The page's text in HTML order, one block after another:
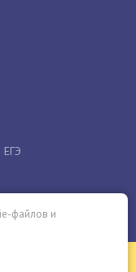
файлов и